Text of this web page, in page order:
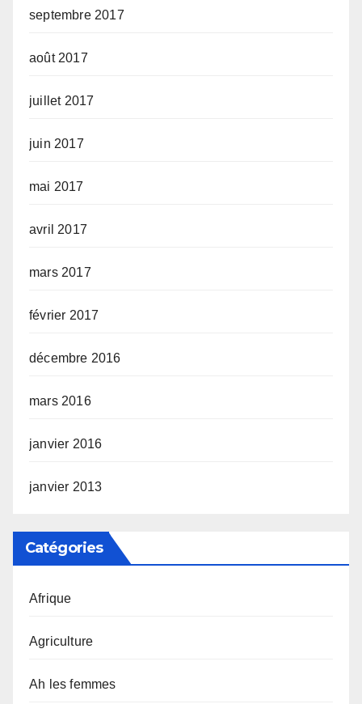
septembre 2017
août 2017
juillet 2017
juin 2017
mai 2017
avril 2017
mars 2017
février 2017
décembre 2016
mars 2016
janvier 2016
janvier 2013
Catégories
Afrique
Agriculture
Ah les femmes